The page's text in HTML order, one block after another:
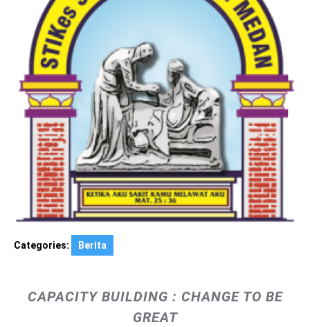
Categories: Berita
CAPACITY BUILDING : CHANGE TO BE
GREAT